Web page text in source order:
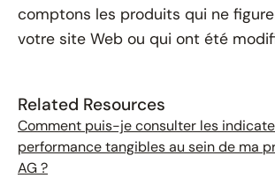
comptons les produits qui ne
votre site Web ou qui ont été
Related Resources
Comment puis-je consulter les
performance tangibles au sein de ma
AG ?